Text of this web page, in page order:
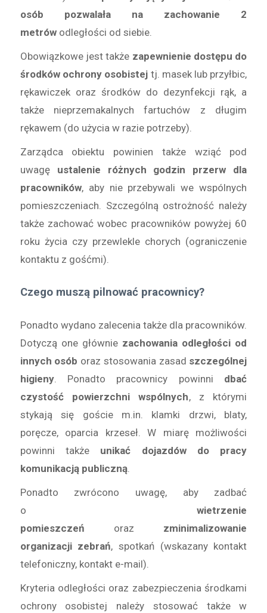
osób pozwalała na zachowanie 2
metrówodległości od siebie.
Obowiązkowe jest także zapewnienie dostępu do
środków ochrony osobistej tj. masek lub przyłbic,
rękawiczek oraz środków do dezynfekcji rąk, a
także nieprzemakalnych fartuchów z długim
rękawem (do użycia w razie potrzeby).
Zarządca obiektu powinien także wziąć pod
uwagę ustalenie różnych godzin przerw dla
pracowników, aby nie przebywali we wspólnych
pomieszczeniach. Szczególną ostrożność należy
także zachować wobec pracowników powyżej 60
roku życia czy przewlekle chorych (ograniczenie
kontaktu z gośćmi).
Czego muszą pilnować pracownicy?
Ponadto wydano zalecenia także dla pracowników.
Dotyczą one głównie zachowania odległości od
innych osób oraz stosowania zasad szczególnej
higieny. Ponadto pracownicy powinni dbać
czystość powierzchni wspólnych, z którymi
stykają się goście m.in. klamki drzwi, blaty,
poręcze, oparcia krzeseł. W miarę możliwości
powinni także unikać dojazdów do pracy
komunikacją publiczną.
Ponadto zwrócono uwagę, aby zadbać
owietrzenie
pomieszczeń oraz zminimalizowanie
organizacji zebrań, spotkań (wskazany kontakt
telefoniczny, kontakt e-mail).
Kryteria odległości oraz zabezpieczenia środkami
ochrony osobistej należy stosować także w